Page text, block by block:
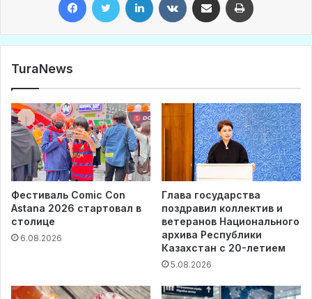
TuraNews
Фестиваль Comic Con
Astana 2026 стартовал в
столице
6.08.2026
Глава государства
поздравил коллектив и
ветеранов Национального
архива Республики
Казахстан с 20-летием
5.08.2026